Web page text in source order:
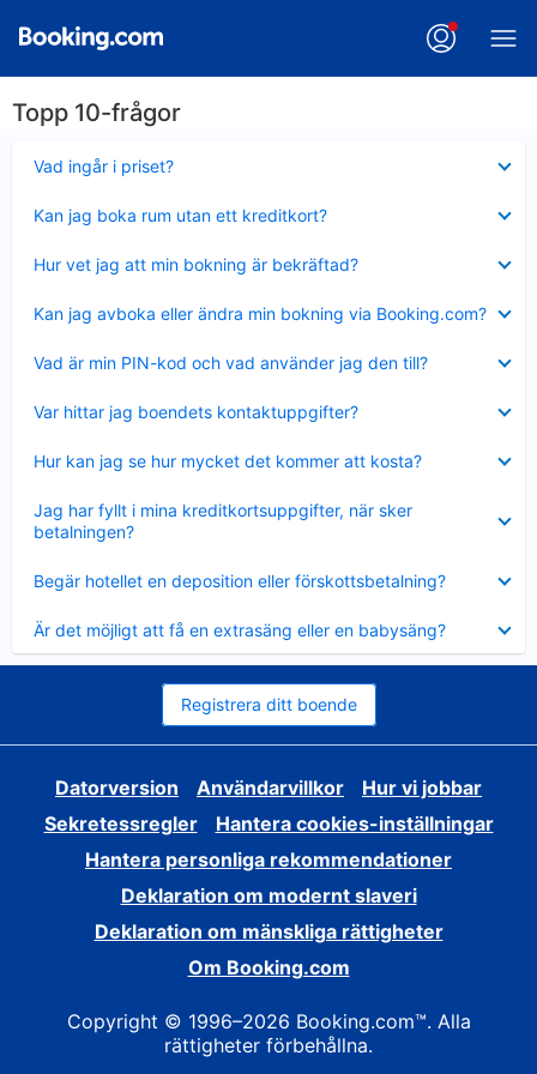
Topp 10-frågor
Vad ingår i priset?
mindre
Kan jag boka rum utan ett kreditkort?
mindre
Hur vet jag att min bokning är bekräftad?
mindre
Kan jag avboka eller ändra min bokning via Booking.com?
mindre
Vad är min PIN-kod och vad använder jag den till?
mindre
Var hittar jag boendets kontaktuppgifter?
mindre
Hur kan jag se hur mycket det kommer att kosta?
mindre
Jag har fyllt i mina kreditkortsuppgifter, när sker
betalningen?
mindre
Begär hotellet en deposition eller förskottsbetalning?
mindre
Är det möjligt att få en extrasäng eller en babysäng?
mindre
Registrera ditt boende
Datorversion Användarvillkor
Hur vi jobbar
Sekretessregler
Hantera cookies-inställningar
Hantera personliga rekommendationer
Deklaration om modernt slaveri
Deklaration om mänskliga rättigheter
Om Booking.com
Copyright © 1996–2026 Booking.com™. Alla
rättigheter förbehållna.